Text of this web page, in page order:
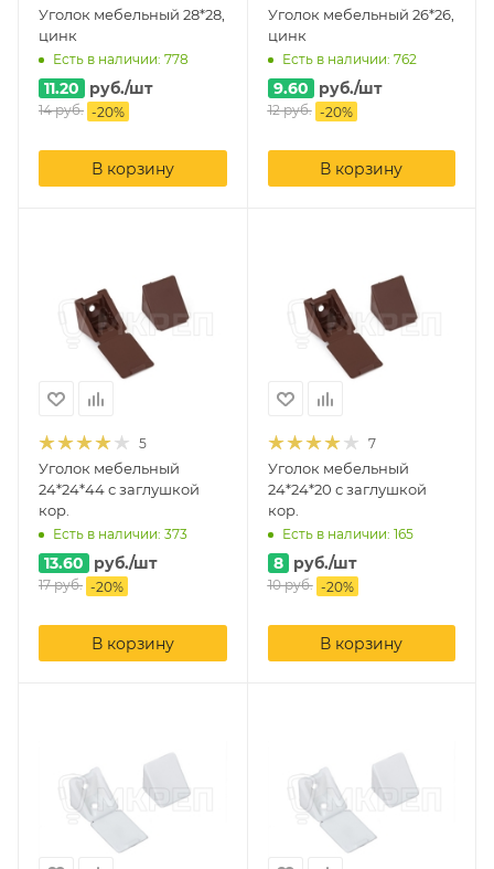
Уголок мебельный 28*28,
цинк
Есть в наличии: 778
11.20 руб./шт
14руб. -20%
В корзину
Уголок мебельный 26*26,
цинк
Есть в наличии: 762
9.60 руб./шт
12руб. -20%
В корзину
5
Уголок мебельный
24*24*44 с заглушкой
кор.
Есть в наличии: 373
13.60 руб./шт
17руб. -20%
В корзину
7
Уголок мебельный
24*24*20 с заглушкой
кор.
Есть в наличии: 165
8 руб./шт
10руб. -20%
В корзину